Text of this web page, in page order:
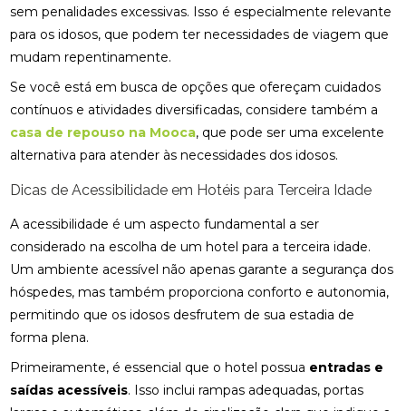
sem penalidades excessivas. Isso é especialmente relevante
para os idosos, que podem ter necessidades de viagem que
mudam repentinamente.
Se você está em busca de opções que ofereçam cuidados
contínuos e atividades diversificadas, considere também a
casa de repouso na Mooca, que pode ser uma excelente
alternativa para atender às necessidades dos idosos.
Dicas de Acessibilidade em Hotéis para Terceira Idade
A acessibilidade é um aspecto fundamental a ser
considerado na escolha de um hotel para a terceira idade.
Um ambiente acessível não apenas garante a segurança dos
hóspedes, mas também proporciona conforto e autonomia,
permitindo que os idosos desfrutem de sua estadia de
forma plena.
Primeiramente, é essencial que o hotel possua entradas e
saídas acessíveis. Isso inclui rampas adequadas, portas